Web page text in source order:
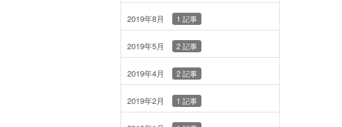
2019年8月 1 記事
2019年5月 2 記事
2019年4月 2 記事
2019年2月 1 記事